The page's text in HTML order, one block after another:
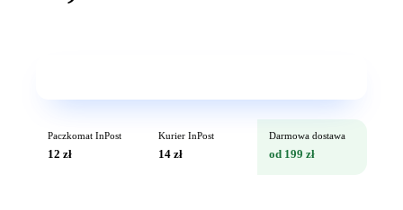
Paczkomat InPost
12 zł
Kurier InPost
14 zł
Darmowa dostawa
od 199 zł